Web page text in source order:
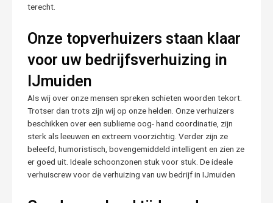
terecht.
Onze topverhuizers staan klaar
voor uw bedrijfsverhuizing in
IJmuiden
Als wij over onze mensen spreken schieten woorden tekort.
Trotser dan trots zijn wij op onze helden. Onze verhuizers
beschikken over een sublieme oog- hand coordinatie, zijn
sterk als leeuwen en extreem voorzichtig. Verder zijn ze
beleefd, humoristisch, bovengemiddeld intelligent en zien ze
er goed uit. Ideale schoonzonen stuk voor stuk. De ideale
verhuiscrew voor de verhuizing van uw bedrijf in IJmuiden